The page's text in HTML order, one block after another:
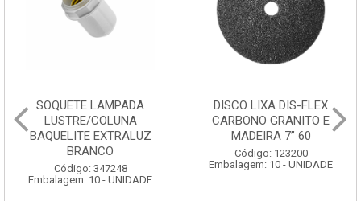
SOQUETE LAMPADA
LUSTRE/COLUNA
BAQUELITE EXTRALUZ
BRANCO
Código: 347248
Embalagem: 10 - UNIDADE
DISCO LIXA DIS-FLEX
CARBONO GRANITO E
MADEIRA 7” 60
Código: 123200
Embalagem: 10 - UNIDADE